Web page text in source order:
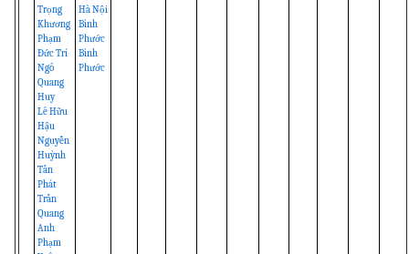
Trọng
Khương
Phạm
Đức Trí
Ngô
Quang
Huy
Lê Hữu
Hậu
Nguyễn
Huỳnh
Tấn
Phát
Trần
Quang
Anh
Phạm
Hà Nội
Bình
Phước
Bình
Phước